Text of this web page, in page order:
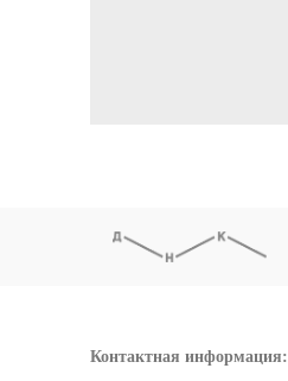
Контактная информация: